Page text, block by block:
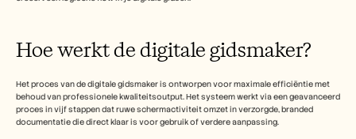
Hoe werkt de digitale gidsmaker?
Het proces van de digitale gidsmaker is ontworpen voor maximale efficiëntie met
behoud van professionele kwaliteitsoutput. Het systeem werkt via een geavanceerd
proces in vijf stappen dat ruwe schermactiviteit omzet in verzorgde, branded
documentatie die direct klaar is voor gebruik of verdere aanpassing.
Prijzen